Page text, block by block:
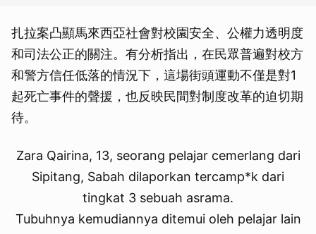
扎拉案凸顯馬來西亞社會對校園安全、公權力透明度
和司法公正的關注。有分析指出，在民眾普遍對校方
和警方信任低落的情況下，這場街頭運動不僅是對1
起死亡事件的聲援，也反映民間對制度改革的迫切期
待。
Zara Qairina, 13, seorang pelajar cemerlang dari
Sipitang, Sabah dilaporkan tercamp*k dari
tingkat 3 sebuah asrama.
Tubuhnya kemudiannya ditemui oleh pelajar lain